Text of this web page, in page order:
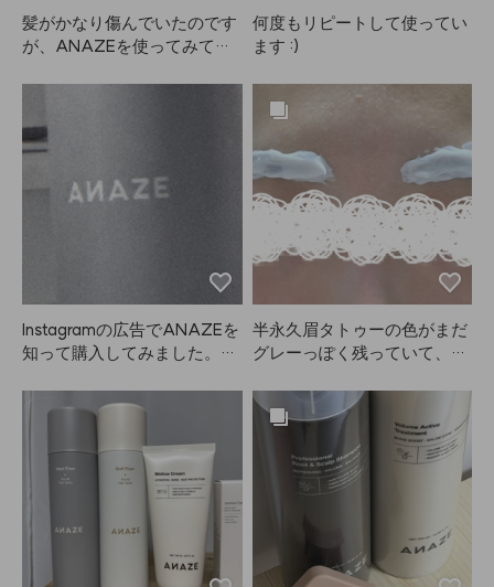
髪がかなり傷んでいたのです
が、ANAZEを使ってみてと
が落ち着いてきました。これ
す。
何度もリピートして使ってい
ます :)
Instagramの広告でANAZEを
知って購入してみました。ま
す。容量もたっぷりでスプレ
ーの噴射も良い感じ！ホール
ド力も十分で、とても満足し
ています。これからはこの商
品に落ち着こうと思います〜
半永久眉タトゥーの色がまだ
グレーっぽく残っていて、眉
で注文しましたが、結果は大
満足です！眉毛のカラーは初
めてでしたが、思ったより目
もしみませんでした。色が明
るくなりすぎないか心配でし
りの色味が気に入りました。
おすすめです！